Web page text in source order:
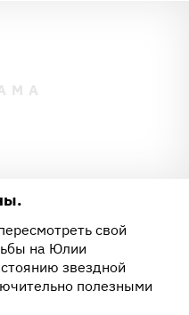
свой
на Юлии
звездной
полезными